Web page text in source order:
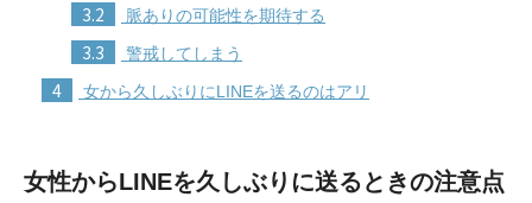
3.2 脈ありの可能性を期待する
3.3 警戒してしまう
4 女から久しぶりにLINEを送るのはアリ
女性からLINEを久しぶりに送るときの注意点